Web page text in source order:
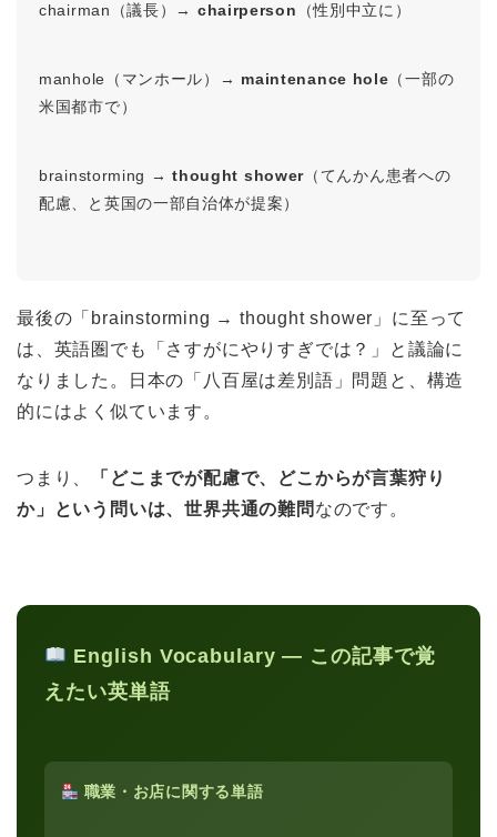
chairman（議長）→ chairperson （性別中立に）
manhole（マンホール）→ maintenance hole （一部の
米国都市で）
brainstorming →thought shower （てんかん患者への
配慮、と英国の一部自治体が提案）
最後の「brainstorming → thought shower」に至って
は、英語圏でも「さすがにやりすぎでは？」と議論に
なりました。日本の「八百屋は差別語」問題と、構造
的にはよく似ています。
つまり、
「どこまでが配慮で、どこからが言葉狩り
か」という問いは、世界共通の難問 なのです。
English Vocabulary ― この記事で覚
えたい英単語
職業・お店に関する単語